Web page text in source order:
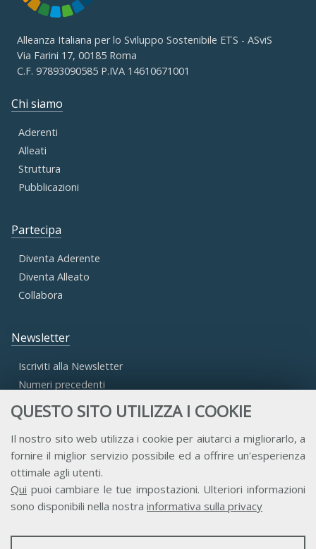
QUESTO SITO UTILIZZA I COOKIE
Il nostro sito web utilizza i cookie per aiutarci a migliorarlo, a
fornire il miglior servizio possibile ed a offrire un'esperienza
ottimale agli utenti.
Qui puoi cambiare le tue impostazioni. Ulteriori informazioni
sono disponibili nella nostra informativa sulla privacy
STATISTICHE
Alleanza Italiana per lo Sviluppo Sostenibile ETS - ASviS
Via Farini 17, 00185 Roma
C.F. 97893090585 P.IVA 14610671001
Chi siamo
Aderenti
Alleati
Struttura
Pubblicazioni
Partecipa
Diventa Aderente
Diventa Alleato
Collabora
Newsletter
Iscriviti alla Newsletter
Numeri precedenti
Accesso Aderenti
Accesso Consulta
Accesso Team